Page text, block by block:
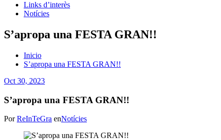
Links d’interès
Notícies
S’apropa una FESTA GRAN!!
Inicio
S’apropa una FESTA GRAN!!
Oct 30, 2023
S’apropa una FESTA GRAN!!
PorReInTeGra enNotícies